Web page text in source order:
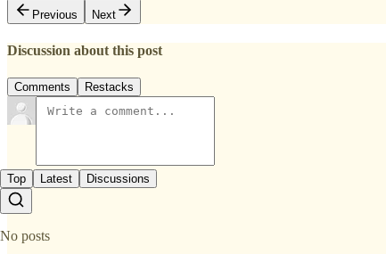
Previous
Next
Discussion about this post
Comments Restacks
Top Latest Discussions
No posts